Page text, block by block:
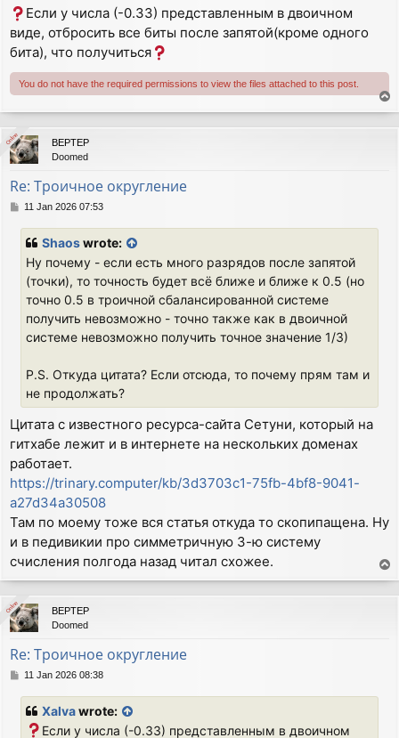
Если у числа (-0.33) представленным в двоичном
виде, отбросить все биты после запятой(кроме одного
бита), что получиться
You do not have the required permissions to view the files attached to this post.
o
p
BEPTEP
Doomed
Re: Троичное округление
P11 Jan 2026 07:53
Shaoswrote:
Ну почему - если есть много разрядов после запятой
(точки), то точность будет всё ближе и ближе к 0.5 (но
точно 0.5 в троичной сбалансированной системе
получить невозможно - точно также как в двоичной
системе невозможно получить точное значение 1/3)
P.S. Откуда цитата? Если отсюда, то почему прям там и
не продолжать?
Цитата с известного ресурса-сайта Сетуни, который на
гитхабе лежит и в интернете на нескольких доменах
работает.
https://trinary.computer/kb/3d3703c1-75fb-4bf8-9041-
a27d34a30508
Там по моему тоже вся статья откуда то скопипащена. Ну
и в педивикии про симметричную 3-ю систему
счисления полгода назад читал схожее.
o
p
Online
Online
BEPTEP
Doomed
Re: Троичное округление
P11 Jan 2026 08:38
Xalvawrote:
Если у числа (-0.33) представленным в двоичном
Online
Online